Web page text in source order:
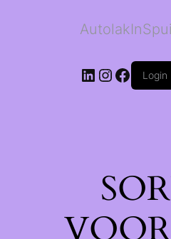
LinkedIn
Instagram
Login